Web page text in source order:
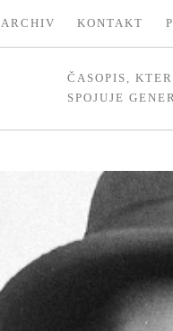
ARCHIV KONTAKT
ČASOPIS,
SPOJUJE